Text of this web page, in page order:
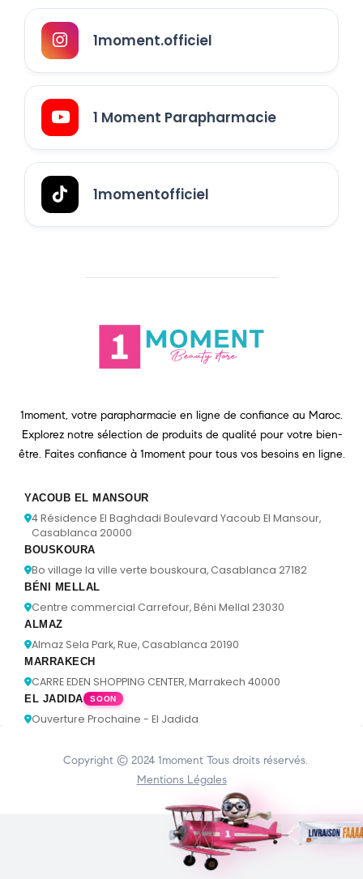
1moment.officiel
1 Moment Parapharmacie
1momentofficiel
1moment, votre parapharmacie en ligne de confiance au Maroc.
Explorez notre sélection de produits de qualité pour votre bien-
être. Faites confiance à 1moment pour tous vos besoins en ligne.
YACOUB EL MANSOUR
4 Résidence El Baghdadi Boulevard Yacoub El Mansour,
Casablanca 20000
BOUSKOURA
Bo village la ville verte bouskoura, Casablanca 27182
BÉNI MELLAL
Centre commercial Carrefour, Béni Mellal 23030
ALMAZ
Almaz Sela Park, Rue, Casablanca 20190
MARRAKECH
CARRE EDEN SHOPPING CENTER, Marrakech 40000
EL JADIDA SOON
Ouverture Prochaine - El Jadida
Copyright © 2024 1moment Tous droits réservés.
Mentions Légales